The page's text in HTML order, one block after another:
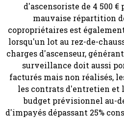
d'ascensoriste de 4 500 €
mauvaise répartition
copropriétaires est
lorsqu'un lot au rez-de-
charges d'ascenseur,
surveillance doit aussi
facturés mais non réalisés,
les contrats d'entretien et
budget prévisionnel au-
d'impayés dépassant 25%